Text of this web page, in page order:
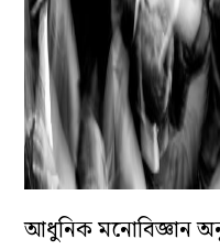
আধুনিক মনোবিজ্ঞান